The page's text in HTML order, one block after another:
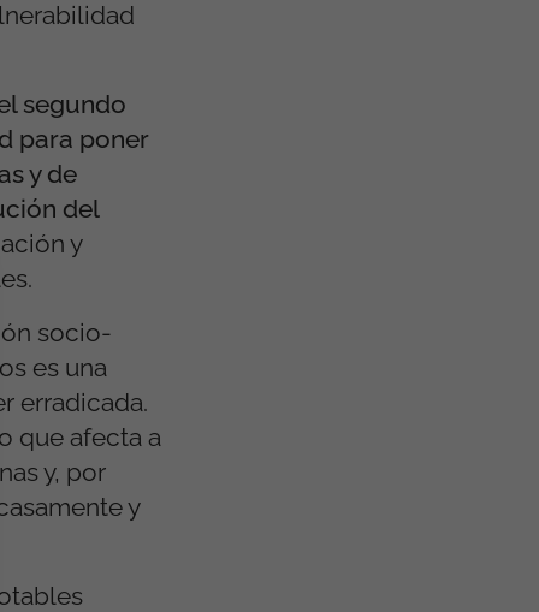
segundo
para poner
y de
del
y
socio-
es una
erradicada.
que afecta a
y, por
y